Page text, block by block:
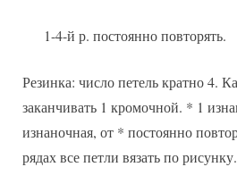
1-4-й р. постоянно повторять.
Резинка: число петель кратно 4.
заканчивать 1 кромочной. * 1
изнаночная, от * постоянно
рядах все петли вязать по рисунку.